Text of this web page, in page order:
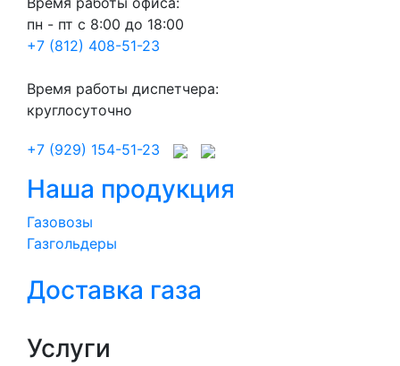
пн - пт с 8:00 до 18:00
+7 (812) 408-51-23
Время работы диспетчера:
круглосуточно
+7 (929) 154-51-23
Наша продукция
Газовозы
Газгольдеры
Доставка газа
Услуги